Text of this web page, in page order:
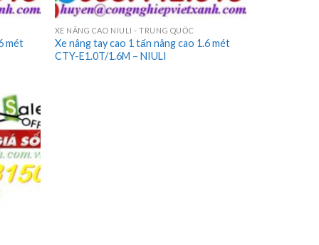
mét
XE NÂNG CAO NIULI - TRUNG QUỐC
Xe nâng tay cao 1 tấn nâng cao 1.6 mét
CTY-E1.0T/1.6M – NIULI